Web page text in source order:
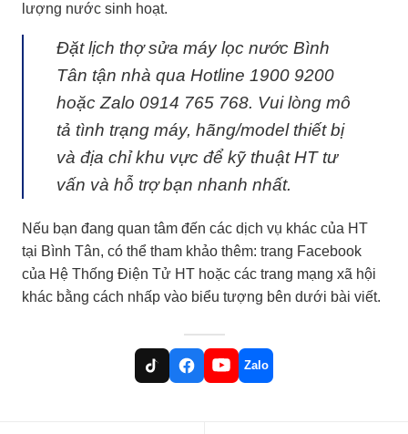
lượng nước sinh hoạt.
Đặt lịch thợ sửa máy lọc nước Bình
Tân tận nhà qua Hotline 1900 9200
hoặc Zalo 0914 765 768. Vui lòng mô
tả tình trạng máy, hãng/model thiết bị
và địa chỉ khu vực để kỹ thuật HT tư
vấn và hỗ trợ bạn nhanh nhất.
Nếu bạn đang quan tâm đến các dịch vụ khác của HT
tại Bình Tân, có thể tham khảo thêm: trang Facebook
của Hệ Thống Điện Tử HT hoặc các trang mạng xã hội
khác bằng cách nhấp vào biểu tượng bên dưới bài viết.
Zalo